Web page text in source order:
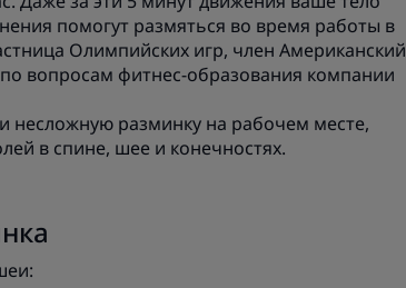
помогут размяться во время работы в
Олимпийских игр, член Американский
вопросам фитнес-образования компании
несложную разминку на рабочем месте,
в спине, шее и конечностях.